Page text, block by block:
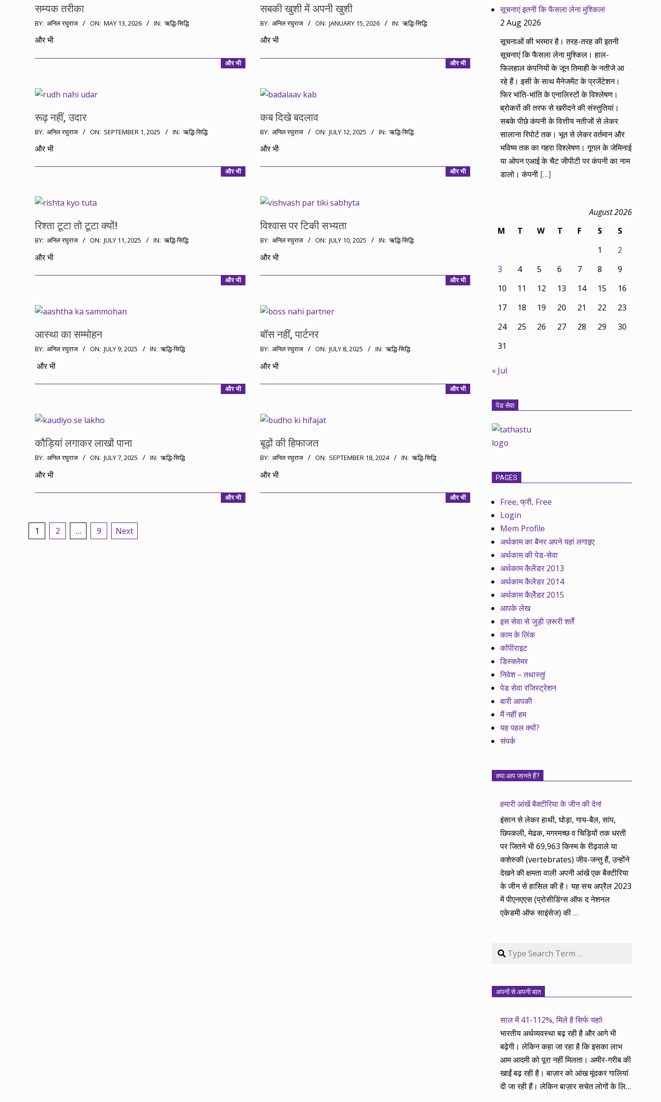
सम्यक तरीका
2026-
05-
BY: अनिल रघुराज ON: MAY 13, 2026 IN: ऋद्धि-सिद्धि
और भी
और भी
सबकी खुशी में अपनी खुशी
2026-
01-
BY: अनिल रघुराज ON: JANUARY 15, 2026 IN: ऋद्धि-सिद्धि
और भी
और भी
रूढ़ नहीं, उदार
2025-
09-
BY: अनिल रघुराज ON: SEPTEMBER 1, 2025 IN: ऋद्धि-सिद्धि
और भी
और भी
कब दिखे बदलाव
2025-
07-
BY: अनिल रघुराज ON: JULY 12, 2025 IN: ऋद्धि-सिद्धि
और भी
और भी
रिश्ता टूटा तो टूटा क्यों!
2025-
07-
BY: अनिल रघुराज ON: JULY 11, 2025 IN: ऋद्धि-सिद्धि
और भी
और भी
विश्वास पर टिकी सभ्यता
2025-
07-
BY: अनिल रघुराज ON: JULY 10, 2025 IN: ऋद्धि-सिद्धि
और भी
और भी
आस्था का सम्मोहन
2025-
07-
BY: अनिल रघुराज ON: JULY 9, 2025 IN: ऋद्धि-सिद्धि
और भी
और भी
बॉस नहीं, पार्टनर
2025-
07-
BY: अनिल रघुराज ON: JULY 8, 2025 IN: ऋद्धि-सिद्धि
और भी
और भी
कौड़ियां लगाकर लाखों पाना
2025-
07-
BY: अनिल रघुराज ON: JULY 7, 2025 IN: ऋद्धि-सिद्धि
और भी
और भी
बूढ़ों की हिफाजत
2024-
09-
BY: अनिल रघुराज ON: SEPTEMBER 18, 2024 IN: ऋद्धि-सिद्धि
और भी
और भी
Posts
1 2 … 9 Next
सूचनाएं इतनी कि फैसला लेना मुश्किल!
2 Aug 2026
सूचनाओं की भरमार है। तरह-तरह की इतनी
सूचनाएं कि फैसला लेना मुश्किल। हाल-
फिलहाल कंपनियों के जून तिमाही के नतीजे आ
रहे हैं। इसी के साथ मैनेजमेंट के प्रजेंटेशन।
फिर भांति-भांति के एनालिस्टों के विश्लेषण।
ब्रोकरों की तरफ से खरीदने की संस्तुतियां।
सबके पीछे कंपनी के वित्तीय नतीजों से लेकर
सालाना रिपोर्ट तक। भूत से लेकर वर्तमान और
भविष्य तक का गहरा विश्लेषण। गूगल के जेमिनाई
या ओपन एआई के चैट जीपीटी पर कंपनी का नाम
डालो। कंपनी […]
August 2026
M
T W T F S
S
1
2
3
4 5 6 7 8
9
10
11 12 13 14 15
16
17
18 19 20 21 22
23
24
25 26 27 28 29
30
31
« Jul
पेड सेवा
PAGES
Free, फ्री, Free
Login
Mem Profile
अर्थकाम का बैनर अपने यहां लगाइए
अर्थकाम की पेड-सेवा
अर्थकाम कैलेंडर 2013
अर्थकाम कैलेंडर 2014
अर्थकाम कैलेेंडर 2015
आपके लेख
इस सेवा से जुड़ी ज़रूरी शर्तें
काम के लिंक
कॉपीराइट
डिस्क्लेमर
निवेश – तथास्तु!
पेड सेवा रजिस्ट्रेशन
बारी आपकी
मैं नहीं हम
यह पहल क्यों?
संपर्क
क्या आप जानते हैं?
हमारी आंखें बैक्टीरिया के जीन की देन!
इंसान से लेकर हाथी, घोड़ा, गाय-बैल, सांप,
छिपकली, मेढक, मगरमच्छ व चिड़ियों तक धरती
पर जितने भी 69,963 किस्म के रीढ़वाले या
कशेरुकी (vertebrates) जीव-जन्तु हैं, उन्होंने
देखने की क्षमता वाली अपनी आंखें एक बैक्टीरिया
के जीन से हासिल की है। यह सच अप्रैल 2023
में पीएनएएस (प्रोसीडिंग्स ऑफ द नेशनल
एकेडमी ऑफ साइंसेज) की…
Search
अपनों से अपनी बात
साल में 41-112%, मिले है सिर्फ यहां!
भारतीय अर्थव्यवस्था बढ़ रही है और आगे भी
बढ़ेगी। लेकिन कहा जा रहा है कि इसका लाभ
आम आदमी को पूरा नहीं मिलता। अमीर-गरीब की
खाईं बढ़ रही है। बाज़ार को आंख मूंदकर गालियां
दी जा रही हैं। लेकिन बाज़ार सचेत लोगों के लिए